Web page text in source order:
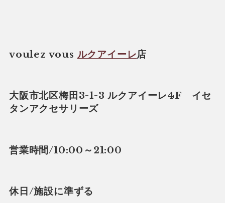
voulez vous ルクアイーレ店
大阪市北区梅田3-1-3 ルクアイーレ4F イセ
タンアクセサリーズ
営業時間/10:00～21:00
休日/施設に準ずる